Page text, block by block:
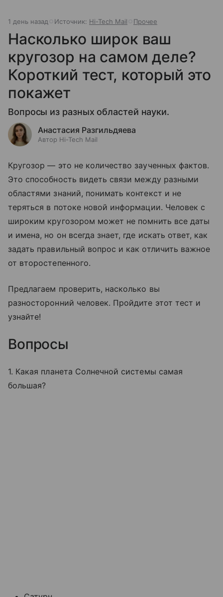
1 день назад Источник: Hi-Tech Mail Прочее
Насколько широк ваш
кругозор на самом деле?
Короткий тест, который это
покажет
Вопросы из разных областей науки.
Анастасия Разгильдяева
Автор Hi-Tech Mail
Кругозор — это не количество заученных фактов.
Это способность видеть связи между разными
областями знаний, понимать контекст и не
теряться в потоке новой информации. Человек с
широким кругозором может не помнить все даты
и имена, но он всегда знает, где искать ответ, как
задать правильный вопрос и как отличить важное
от второстепенного.
Предлагаем проверить, насколько вы
разносторонний человек. Пройдите этот тест и
узнайте!
Вопросы
1. Какая планета Солнечной системы самая
большая?